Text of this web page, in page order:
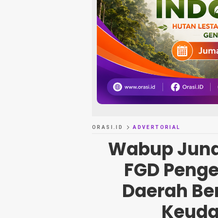
ORASI.ID ADVERTORIAL
Wabup
FGD
Daerah